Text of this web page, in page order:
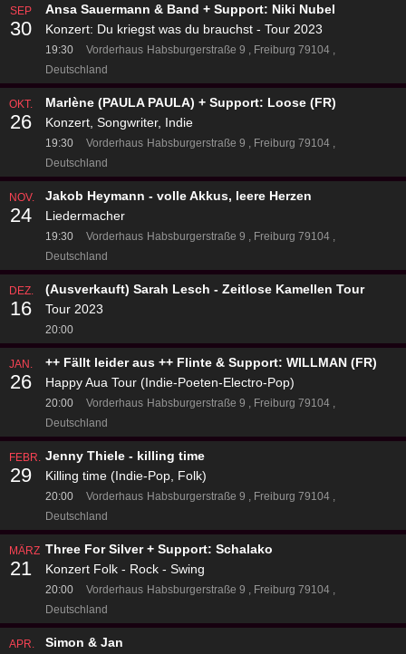
SEP
30
Ansa Sauermann & Band + Support: Niki Nubel
Konzert: Du kriegst was du brauchst - Tour 2023
19:30 Vorderhaus Habsburgerstraße 9
Freiburg 79104
Deutschland
OKT.
26
Marlène (PAULA PAULA) + Support: Loose (FR)
Konzert, Songwriter, Indie
19:30 Vorderhaus Habsburgerstraße 9
Freiburg 79104
Deutschland
NOV.
24
Jakob Heymann - volle Akkus, leere Herzen
Liedermacher
19:30 Vorderhaus Habsburgerstraße 9
Freiburg 79104
Deutschland
DEZ.
16
(Ausverkauft) Sarah Lesch - Zeitlose Kamellen Tour
Tour 2023
20:00
JAN.
26
++ Fällt leider aus ++ Flinte & Support: WILLMAN (FR)
Happy Aua Tour (Indie-Poeten-Electro-Pop)
20:00 Vorderhaus Habsburgerstraße 9
Freiburg 79104
Deutschland
FEBR.
29
Jenny Thiele - killing time
Killing time (Indie-Pop, Folk)
20:00 Vorderhaus Habsburgerstraße 9
Freiburg 79104
Deutschland
MÄRZ
21
Three For Silver + Support: Schalako
Konzert Folk - Rock - Swing
20:00 Vorderhaus Habsburgerstraße 9
Freiburg 79104
Deutschland
APR. Simon & Jan